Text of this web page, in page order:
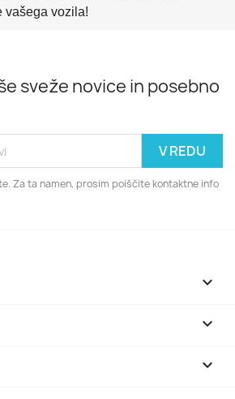
vašega vozila!
sveže novice in posebno
Za ta namen, prosim poiščite kontaktne info


